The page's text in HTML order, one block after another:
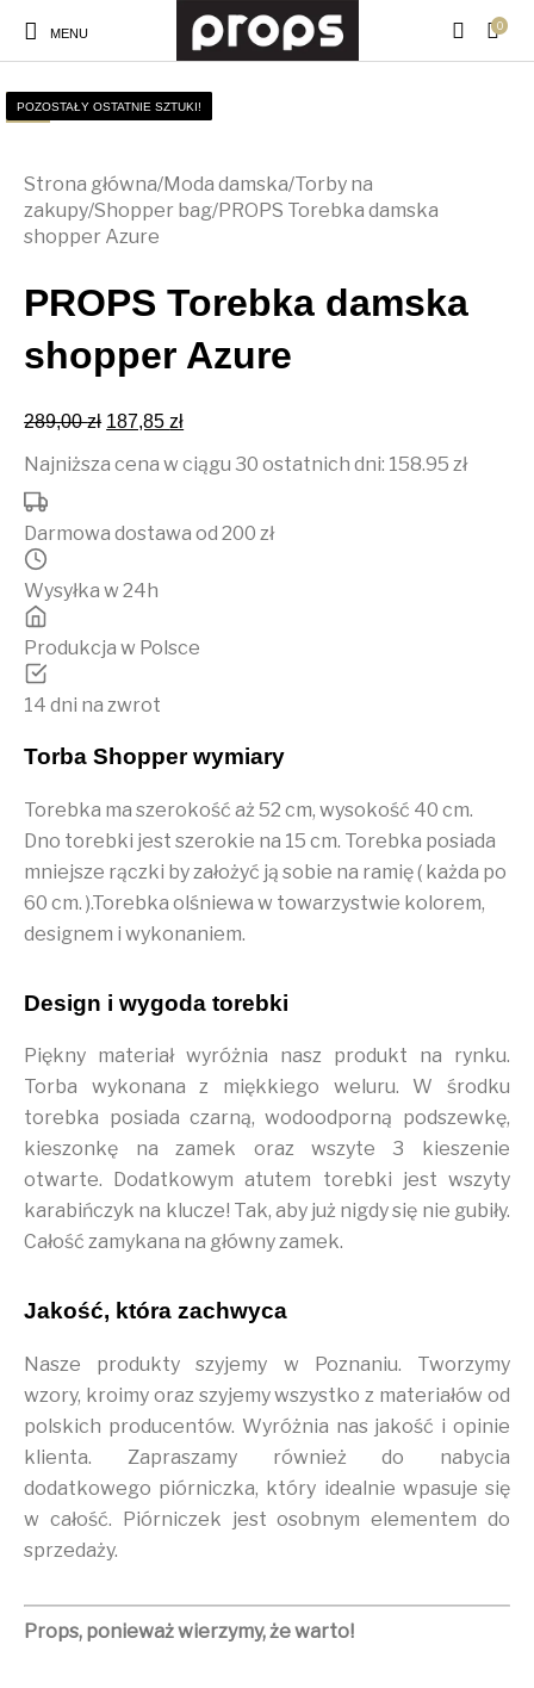
MENU
0
Sale!
Strona główna/Moda damska/Torby na
zakupy/Shopper bag/PROPS Torebka damska
shopper Azure
PROPS Torebka damska
shopper Azure
289,00zł Pierwotna cena wynosiła: 289,00 zł.
187,85złAktualna cena wynosi: 187,85 zł.
Najniższa cena w ciągu 30 ostatnich dni: 158.95 zł
Darmowa dostawa od 200 zł
Wysyłka w 24h
Produkcja w Polsce
14 dni na zwrot
Torba Shopper wymiary
Torebka ma szerokość aż 52 cm, wysokość 40 cm.
Dno torebki jest szerokie na 15 cm. Torebka posiada
mniejsze rączki by założyć ją sobie na ramię ( każda po
60 cm. ).Torebka olśniewa w towarzystwie kolorem,
designem i wykonaniem.
Design i wygoda torebki
Piękny materiał wyróżnia nasz produkt na rynku.
Torba wykonana z miękkiego weluru. W środku
torebka posiada czarną, wodoodporną podszewkę,
kieszonkę na zamek oraz wszyte 3 kieszenie
otwarte. Dodatkowym atutem torebki jest wszyty
karabińczyk na klucze! Tak, aby już nigdy się nie gubiły.
Całość zamykana na główny zamek.
Jakość, która zachwyca
Nasze produkty szyjemy w Poznaniu. Tworzymy
wzory, kroimy oraz szyjemy wszystko z materiałów od
polskich producentów. Wyróżnia nas jakość i opinie
klienta. Zapraszamy również do nabycia
dodatkowego piórniczka, który idealnie wpasuje się
w całość. Piórniczek jest osobnym elementem do
sprzedaży.
Props, ponieważ wierzymy, że warto!
POZOSTAŁY OSTATNIE SZTUKI!
Sale!
POZOSTAŁY OSTATNIE SZTUKI!